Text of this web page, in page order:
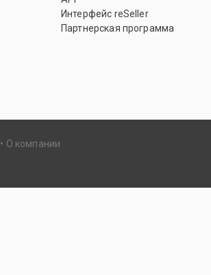
Интерфейс reSeller
Партнерская программа
О компании